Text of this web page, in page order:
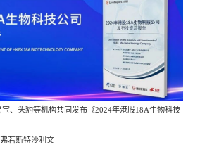
金融科技
矿业冶炼
、头豹等机构共同发布《2024年港股18A生物科技
弗若斯特沙利文